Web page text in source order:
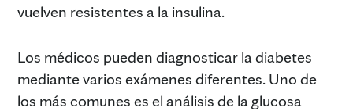
vuelven resistentes a la insulina.
Los médicos pueden diagnosticar la diabetes
mediante varios exámenes diferentes. Uno de
los más comunes es el análisis de la glucosa